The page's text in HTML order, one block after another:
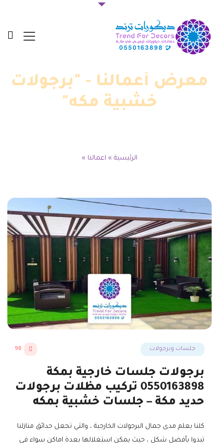
معرض أعمالنا - "برجولات
خشبية مكه"
الرئيسية » اعمالنا »
جلسات وبرجولات 98
برجولات جلسات خارجية بمكة
0550163898 تركيب مظلات برجولات
حديد مكة – جلسات خشبية بمكه
كلنا يعلم مدى جمال البرجولات الخارجية ، والتي تجعل حدائق منازلنا
تبدوا بأفضل شكل ، حيث يمكن استغلالها بعدة اماكن سواء في